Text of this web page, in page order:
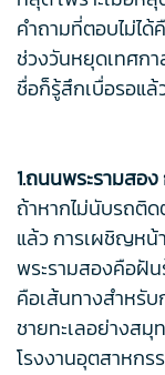
คำถามที่ตอบไม่ได้
ช่วงวันหยุดเทศก
ชื่อก็รู้สึกเบื่อรอแล้
1.ถนนพระรามสอ
ถ้าหากไม่นับรถติ
แล้ว การเผชิญห
พระรามสองคือฝั
คือเส้นทางสำหรับ
ชายทะเลอย่างส
โรงงานอุตสาหก